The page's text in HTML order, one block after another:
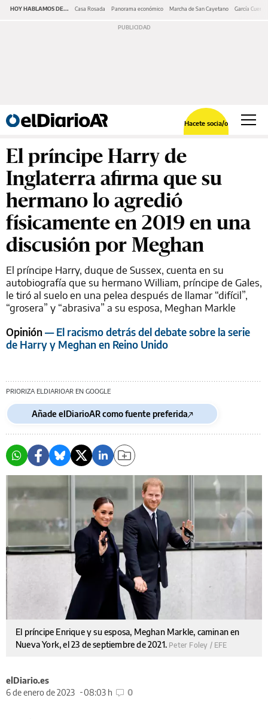
HOY HABLAMOS DE... Casa Rosada Panorama económico Marcha de San Cayetano García Cuerva
Hacete socia/o
El príncipe Harry de
Inglaterra afirma que su
hermano lo agredió
físicamente en 2019 en una
discusión por Meghan
El príncipe Harry, duque de Sussex, cuenta en su
autobiografía que su hermano William, príncipe de Gales,
le tiró al suelo en una pelea después de llamar “difícil”,
“grosera” y “abrasiva” a su esposa, Meghan Markle
Opinión— El racismo detrás del debate sobre la serie
de Harry y Meghan en Reino Unido
PRIORIZA ELDIARIOAR EN GOOGLE
Añade elDiarioAR como fuente preferida
El príncipe Enrique y su esposa, Meghan Markle, caminan en
Nueva York, el 23 de septiembre de 2021. Peter Foley / EFE
elDiario.es
6 de enero de 2023
08:03 h 0